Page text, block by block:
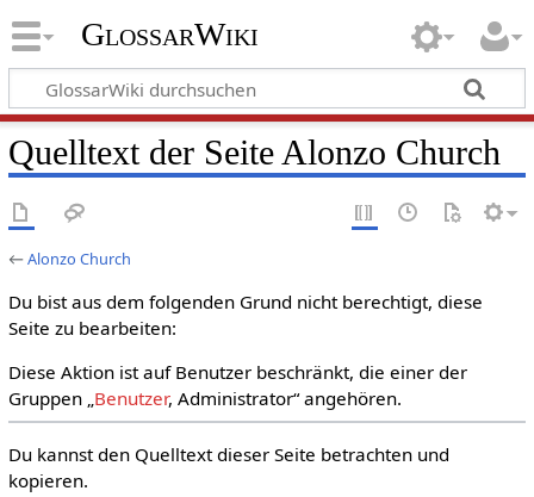
GlossarWiki
Quelltext der Seite Alonzo Church
←Alonzo Church
Du bist aus dem folgenden Grund nicht berechtigt, diese
Seite zu bearbeiten:
Diese Aktion ist auf Benutzer beschränkt, die einer der
Gruppen „Benutzer, Administrator“ angehören.
Du kannst den Quelltext dieser Seite betrachten und
kopieren.